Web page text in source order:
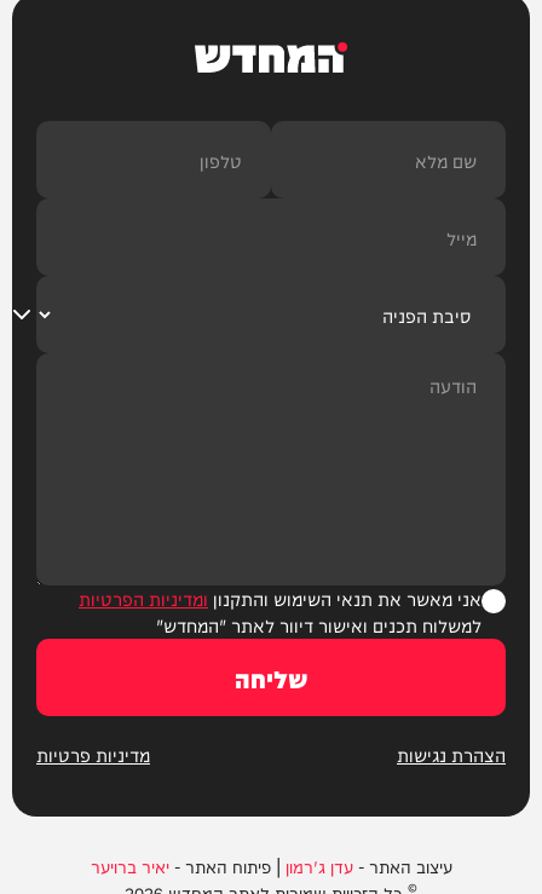
המחדש
אני מאשר את תנאי השימוש והתקנון ומדיניות הפרטיות
למשלוח תכנים ואישור דיוור לאתר "המחדש"
שליחה
הצהרת נגישות מדיניות פרטיות
עיצוב האתר -עדן ג'רמון | פיתוח האתר -יאיר ברויער